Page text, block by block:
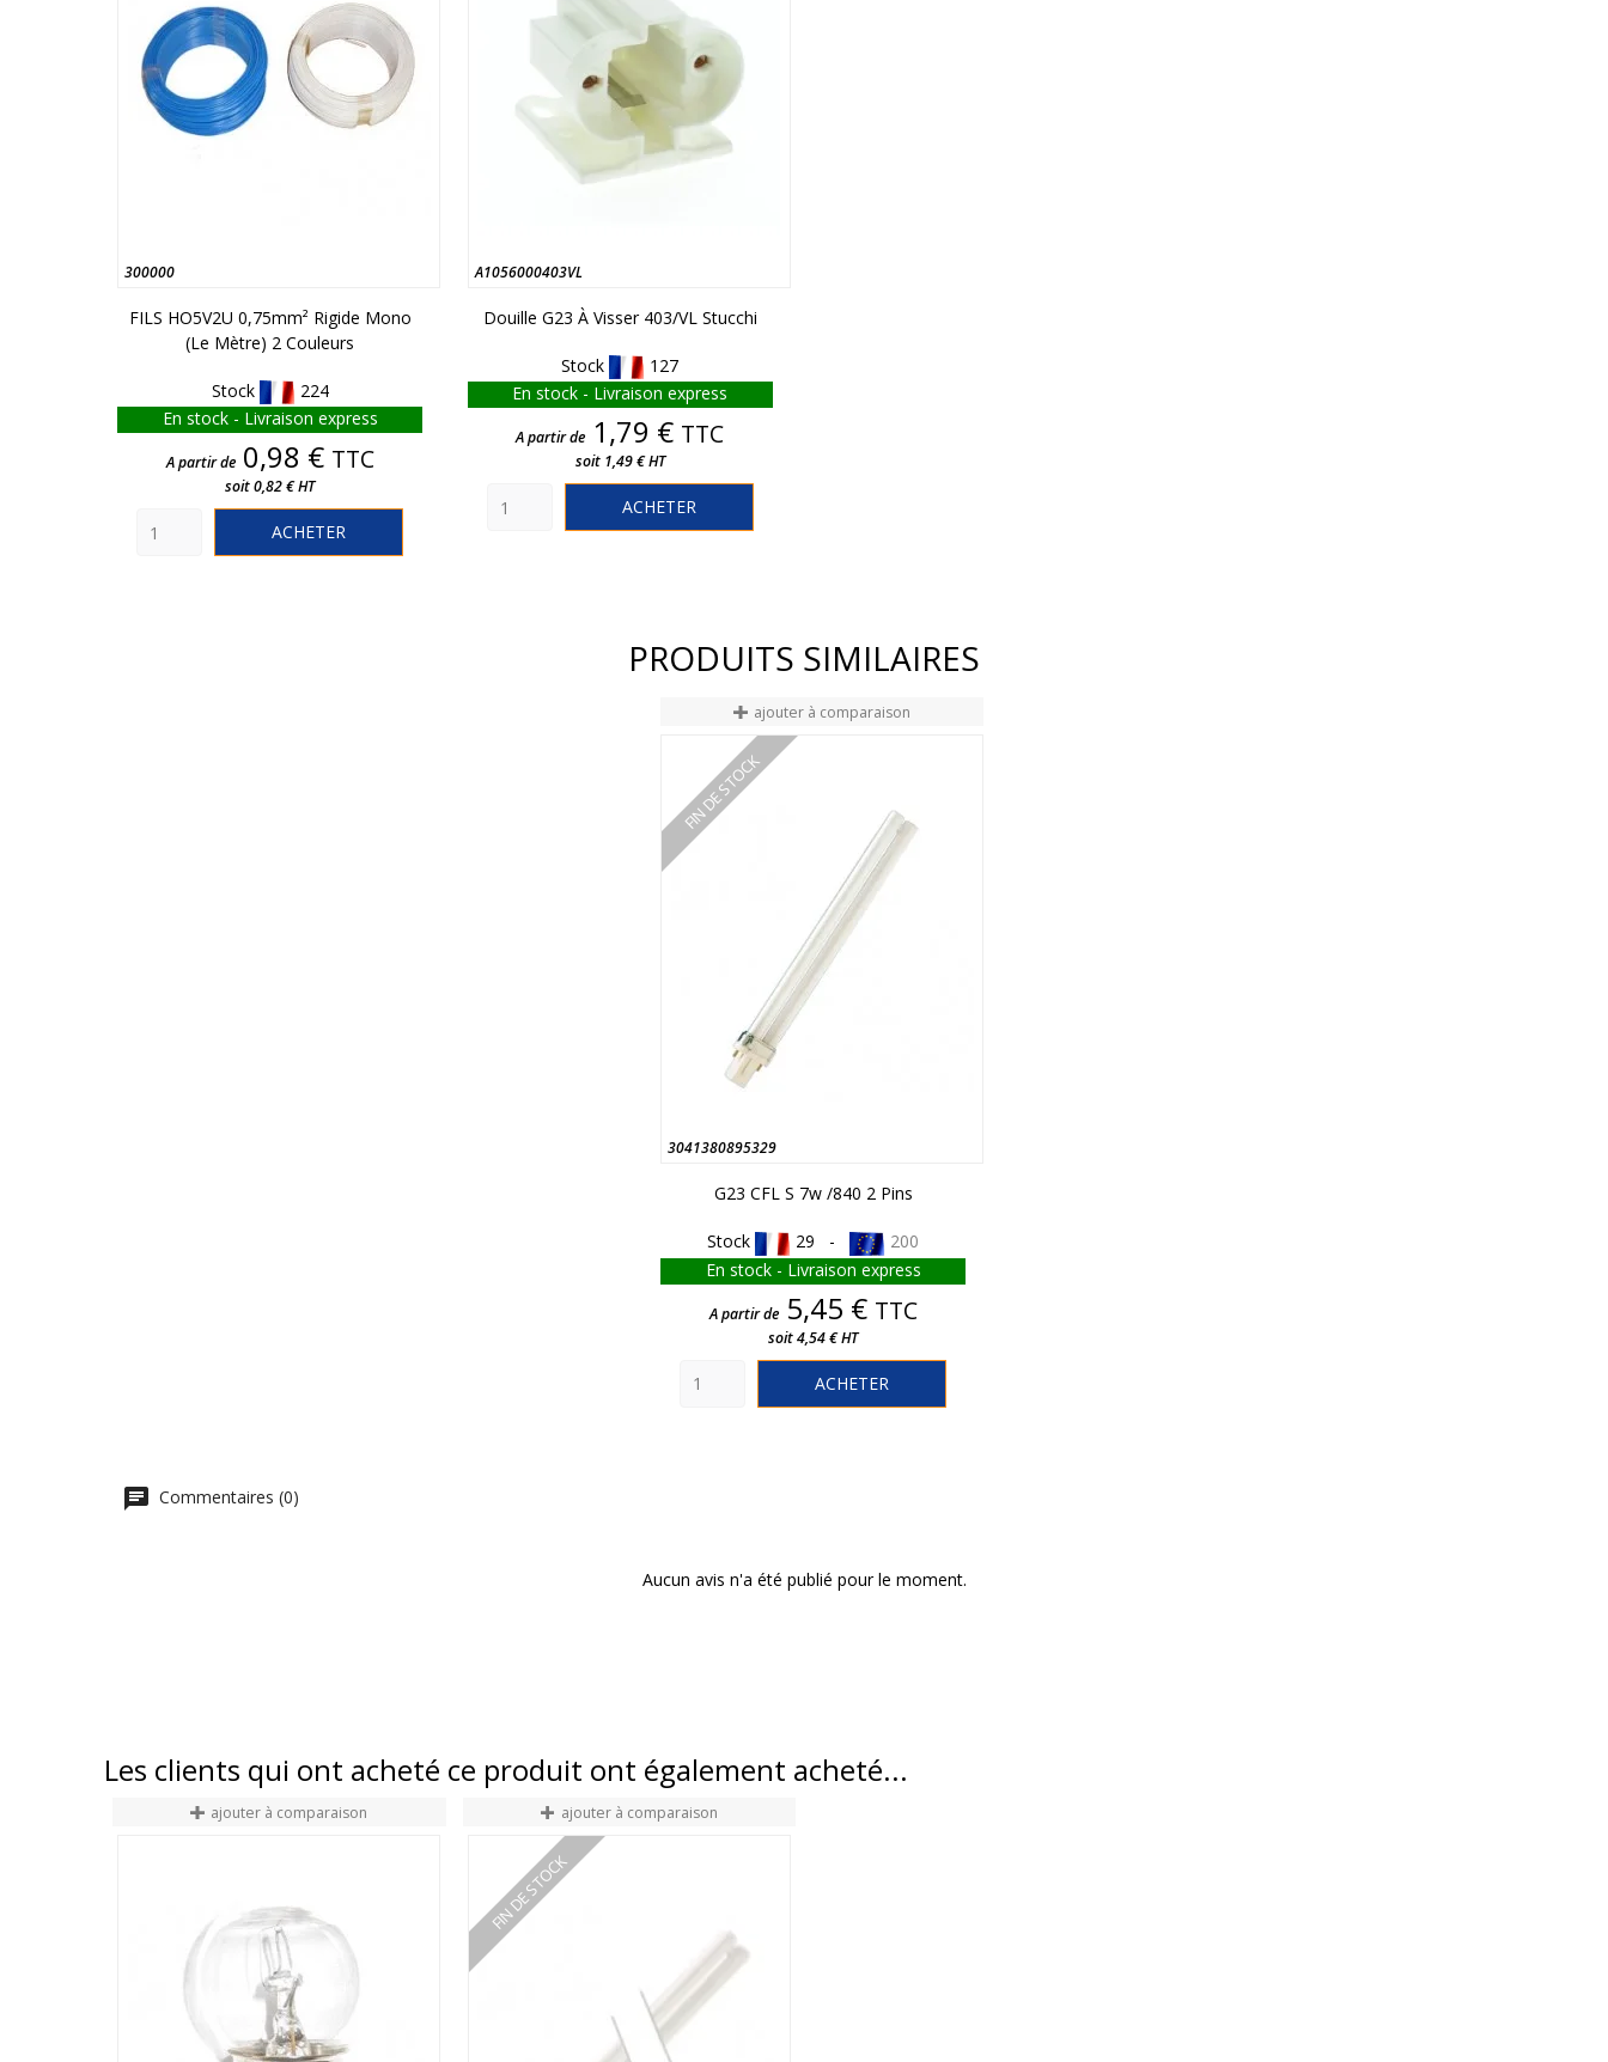
300000
FILS HO5V2U 0,75mm² Rigide Mono
(le Mètre) 2 Couleurs
Stock
224
En stock - Livraison express
Prix
A partir de 0,98 € TTC
soit 0,82 € HT
ACHETER
A1056000403VL
Douille G23 À Visser 403/VL Stucchi
Stock
127
En stock - Livraison express
Prix
A partir de 1,79 € TTC
soit 1,49 € HT
ACHETER
PRODUITS SIMILAIRES
ajouter à comparaison
3041380895329
FIN DE STOCK
G23 CFL S 7w /840 2 Pins
Stock 29 -
200
En stock - Livraison express
Prix
A partir de 5,45 € TTC
soit 4,54 € HT
ACHETER
Commentaires (0)
Aucun avis n'a été publié pour le moment.
Les clients qui ont acheté ce produit ont également acheté...
ajouter à comparaison ajouter à comparaison
FIN DE STOCK